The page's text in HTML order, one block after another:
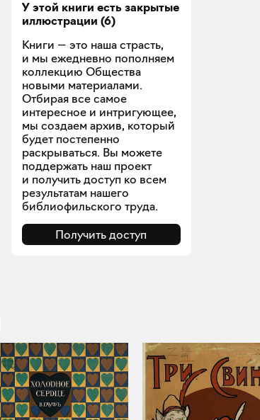
У этой книги есть закрытые
иллюстрации (6)
Книги — это наша страсть,
и мы ежедневно пополняем
коллекцию Общества
новыми материалами.
Отбирая все самое
интересное и интригующее,
мы создаем архив, который
будет постепенно
раскрываться. Вы можете
поддержать наш проект
и получить доступ ко всем
результатам нашего
библиофильского труда.
Получить доступ